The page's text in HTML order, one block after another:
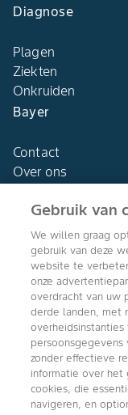
Diagnose
Plagen
Ziekten
Onkruiden
Bayer
Contact
Over ons
Agro
Volg ons
Gebruik van
We willen graag
gebruik van deze
website te
onze
overdracht van uw
derde landen, met
zonder effectieve
informatie over het
cookies, die
navigeren, en